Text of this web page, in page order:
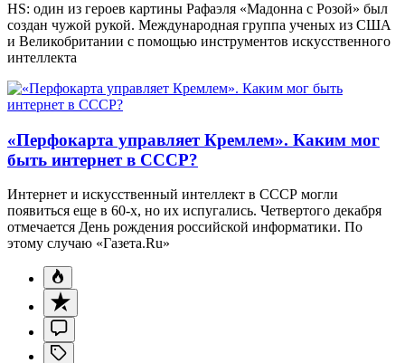
HS: один из героев картины Рафаэля «Мадонна с Розой» был
создан чужой рукой. Международная группа ученых из США
и Великобритании с помощью инструментов искусственного
интеллекта
«Перфокарта управляет Кремлем». Каким мог
быть интернет в СССР?
Интернет и искусственный интеллект в СССР могли
появиться еще в 60-х, но их испугались. Четвертого декабря
отмечается День рождения российской информатики. По
этому случаю «Газета.Ru»